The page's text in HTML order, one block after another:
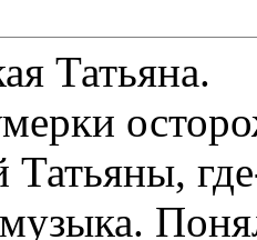
Татьяна.
Татьяны,
музыка.